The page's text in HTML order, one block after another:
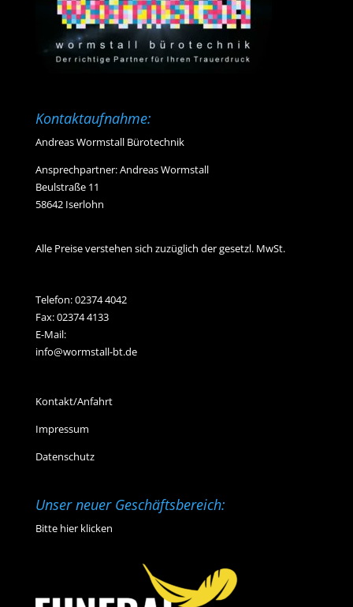
Kontaktaufnahme:
Andreas Wormstall Bürotechnik
Ansprechpartner: Andreas Wormstall
Beulstraße 11
58642 Iserlohn
Alle Preise verstehen sich zuzüglich der gesetzl. MwSt.
Telefon:02374 4042
Fax: 02374 4133
E-Mail:
info@wormstall-bt.de
Kontakt/Anfahrt
Impressum
Datenschutz
Unser neuer Geschäftsbereich:
Bitte hier klicken